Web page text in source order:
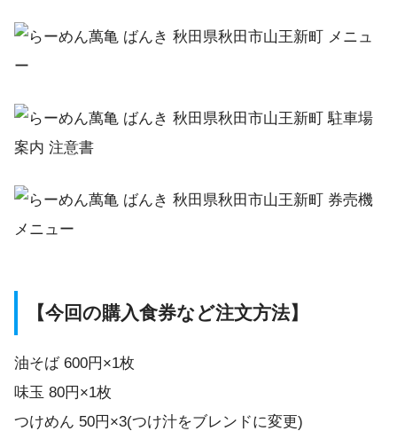
【今回の購入食券など注文方法】
油そば 600円×1枚
味玉 80円×1枚
つけめん 50円×3(つけ汁をブレンドに変更)